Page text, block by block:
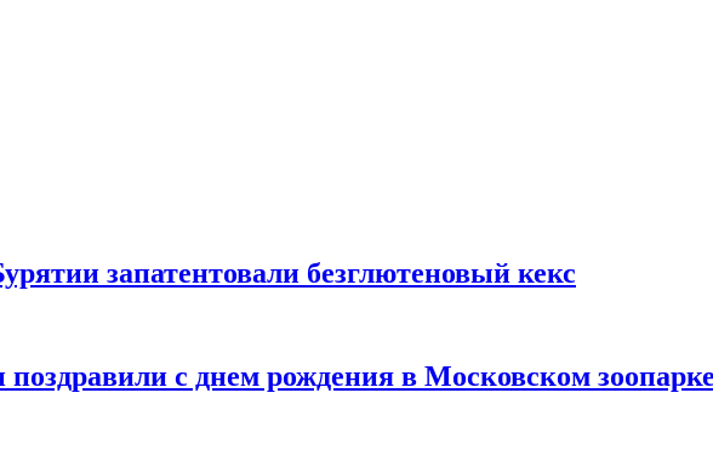
запатентовали безглютеновый кекс
с днем рождения в Московском зоопарке